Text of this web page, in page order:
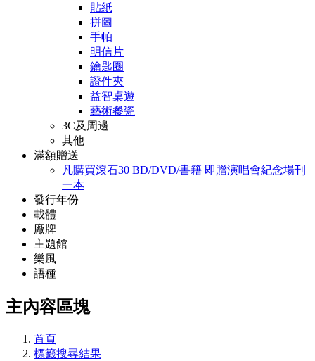
貼紙
拼圖
手帕
明信片
鑰匙圈
證件夾
益智桌遊
藝術餐瓷
3C及周邊
其他
滿額贈送
凡購買滾石30 BD/DVD/書籍 即贈演唱會紀念場刊
一本
發行年份
載體
廠牌
主題館
樂風
語種
主內容區塊
首頁
標籤搜尋結果